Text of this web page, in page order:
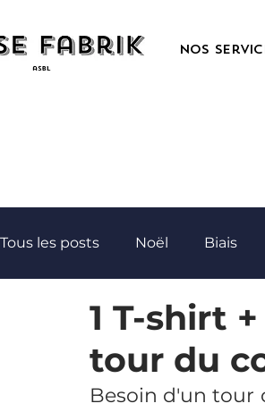
Nos
Tous les posts Noël Biais
Coussin couverture
Foulard Frigo-box
1 T-shirt
tour du
Besoin d'un tour